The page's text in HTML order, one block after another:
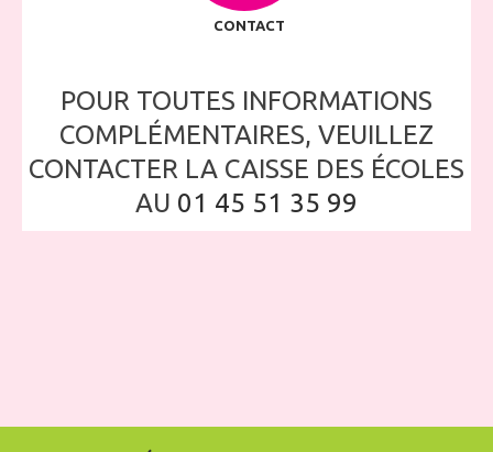
CONTACT
POUR TOUTES INFORMATIONS
COMPLÉMENTAIRES, VEUILLEZ
CONTACTER LA CAISSE DES ÉCOLES
AU 01 45 51 35 99